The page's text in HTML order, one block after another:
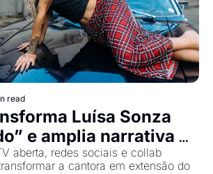
read
Luísa Sonza
e amplia narrativa
do Dia dos Namorados
aberta, redes sociais e collab
a cantora em extensão do